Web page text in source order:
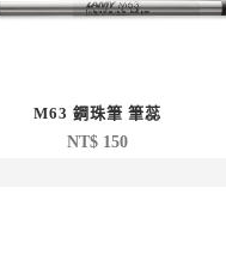
M63 鋼珠筆 筆蕊
NT$150